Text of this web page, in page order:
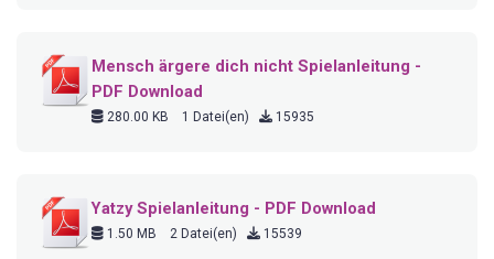
Mensch ärgere dich nicht Spielanleitung -
PDF Download
280.00 KB 1 Datei(en) 15935
Yatzy Spielanleitung - PDF Download
1.50 MB 2 Datei(en) 15539